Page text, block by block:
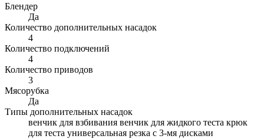
Блендер
Да
Количество дополнительных насадок
4
Количество подключений
4
Количество приводов
3
Мясорубка
Да
Типы дополнительных насадок
венчик для взбивания венчик для жидкого теста крюк
для теста универсальная резка с 3-мя дисками